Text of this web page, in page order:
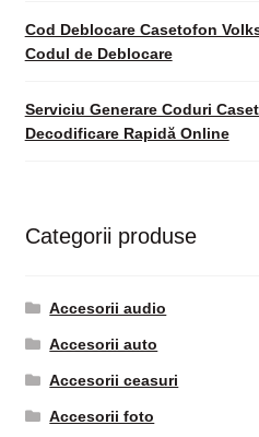
Cod Deblocare Casetofon
Codul de Deblocare
Serviciu Generare Coduri
Decodificare Rapidă Online
Categorii produse
Accesorii audio
Accesorii auto
Accesorii ceasuri
Accesorii foto